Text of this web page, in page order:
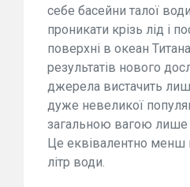
себе басейни талої
проникати крізь лід і
поверхні в океан
результатів нового
джерела вистачить
дуже невеликої
загальною вагою лише
Це еквівалентно менш
літр води.